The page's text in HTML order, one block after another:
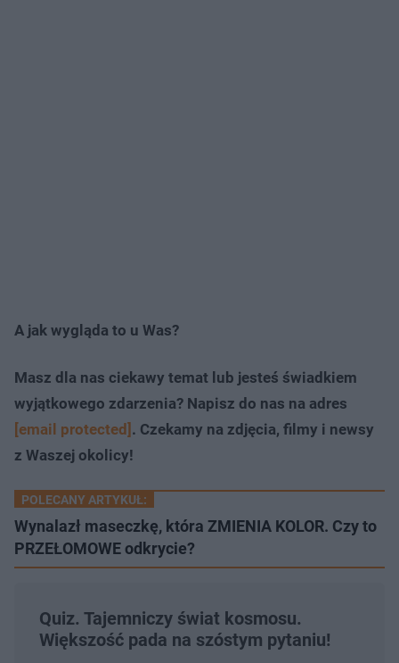
A jak wygląda to u Was?
Masz dla nas ciekawy temat lub jesteś świadkiem
wyjątkowego zdarzenia? Napisz do nas na adres
[email protected] . Czekamy na zdjęcia, filmy i newsy
z Waszej okolicy!
POLECANY ARTYKUŁ:
Wynalazł maseczkę, która ZMIENIA KOLOR. Czy to
PRZEŁOMOWE odkrycie?
Quiz. Tajemniczy świat kosmosu.
Większość pada na szóstym pytaniu!